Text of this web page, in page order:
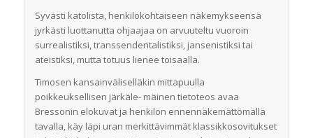
Syvästi katolista, henkilökohtaiseen näkemykseensä
jyrkästi luottanutta ohjaajaa on arvuuteltu vuoroin
surrealistiksi, transsendentalistiksi, jansenistiksi tai
ateistiksi, mutta totuus lienee toisaalla.
Timosen kansainväliselläkin mittapuulla
poikkeuksellisen järkäle- mäinen tietoteos avaa
Bressonin elokuvat ja henkilön ennennäkemättömällä
tavalla, käy läpi uran merkittävimmät klassikkosovitukset